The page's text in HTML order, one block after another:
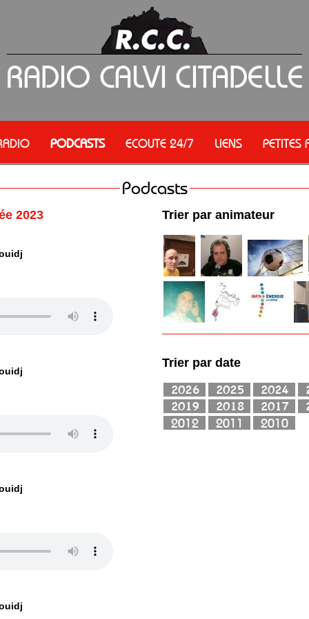
PODCASTS ECOUTE 24/7 LIENS PETITES
Podcasts
2023 Trier par animateur
Trier par date